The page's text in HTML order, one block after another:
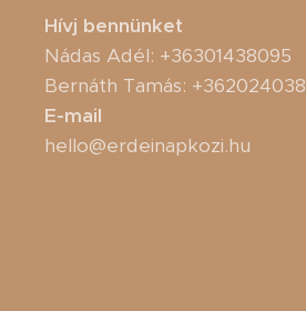
Hívj bennünket
Nádas Adél: +36301438095
Bernáth Tamás:
E-mail
hello@erdeinapkozi.hu